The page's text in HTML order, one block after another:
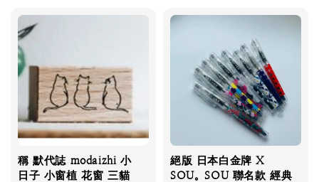
稱 默代誌 modaizhi 小
日子 小窗植 花窗 三貓
絕版 日本白金牌 X
SOU。SOU 聯名款 經典